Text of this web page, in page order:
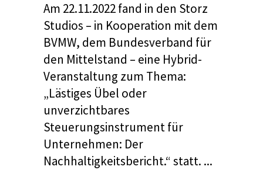
Am 22.11.2022 fand in den Storz
Studios – in Kooperation mit dem
BVMW, dem Bundesverband für
den Mittelstand – eine Hybrid-
Veranstaltung zum Thema:
„Lästiges Übel oder
unverzichtbares
Steuerungsinstrument für
Unternehmen: Der
Nachhaltigkeitsbericht.“ statt.